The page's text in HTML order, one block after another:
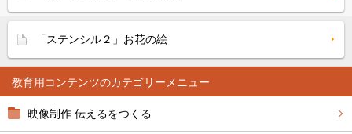
教育用コンテンツ
映像制作 伝えるをつくる
「ステンシル２」お花の絵